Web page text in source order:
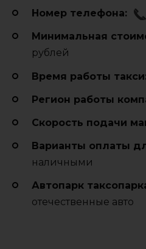
Номер телефона:
Минимальная
рублей
Время работы
Регион работы
Cкорость подачи
Варианты оплаты
наличными
Автопарк
отечественные авто